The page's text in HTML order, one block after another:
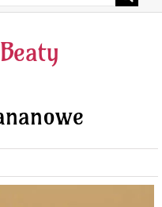
Home
Ciasta
Desery